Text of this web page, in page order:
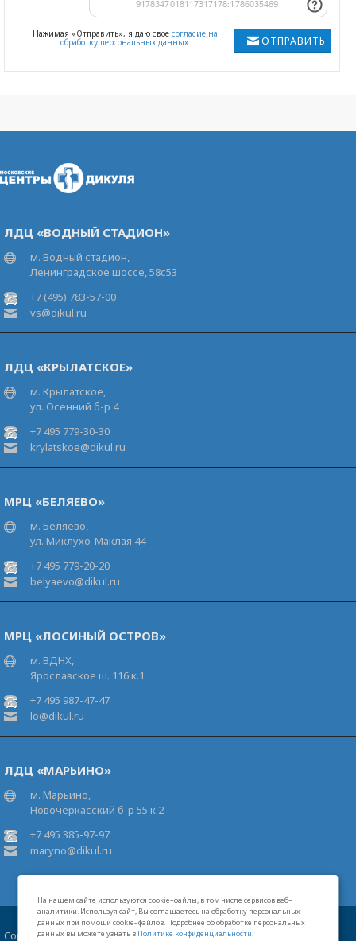
На нашем сайте используются cookie–файлы, в том числе сервисов веб–
аналитики. Используя сайт, Вы соглашаетесь на обработку персональных
данных при помощи cookie–файлов. Подробнее об обработке персональных
данных вы можете узнать в Политике конфиденциальности.
ОТПРАВИТЬ
Нажимая «Отправить», я даю свое согласие на
обработку персональных данных.
ЛДЦ «ВОДНЫЙ СТАДИОН»
м. Водный стадион,
Ленинградское шоссе, 58с53
+7 (495) 783-57-00
vs@dikul.ru
ЛДЦ «КРЫЛАТСКОЕ»
м. Крылатское,
ул. Осенний б-р 4
+7 495 779-30-30
krylatskoe@dikul.ru
МРЦ «БЕЛЯЕВО»
м. Беляево,
ул. Миклухо-Маклая 44
+7 495 779-20-20
belyaevo@dikul.ru
МРЦ «ЛОСИНЫЙ ОСТРОВ»
м. ВДНХ,
Ярославское ш. 116 к.1
+7 495 987-47-47
lo@dikul.ru
ЛДЦ «МАРЬИНО»
м. Марьино,
Новочеркасский б-р 55 к.2
+7 495 385-97-97
maryno@dikul.ru
Copyright 2026 Московские центры В.И.Дикуля®